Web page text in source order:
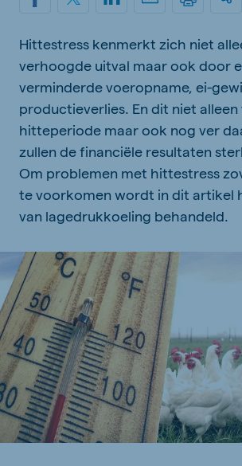
Hittestress kenmerkt zich niet
verhoogde uitval maar ook door
verminderde voeropname, ei-
productieverlies. En dit niet alleen
hitteperiode maar ook nog ver
zullen de financiële resultaten
Om problemen met hittestress
te voorkomen wordt in dit artikel
van lagedrukkoeling behandeld.